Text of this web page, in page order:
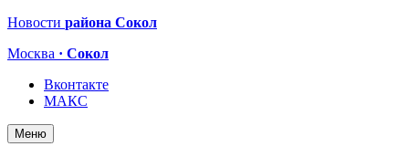
Новости района Сокол
Москва · Сокол
Вконтакте
МАКС
Меню